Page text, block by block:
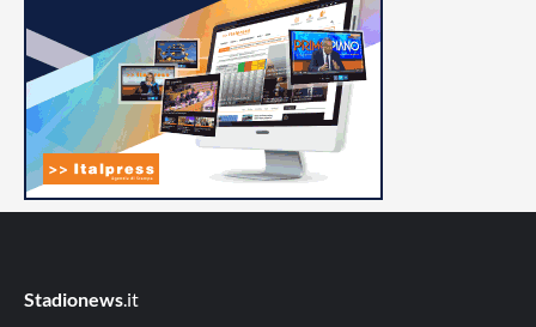
Stadionews.it